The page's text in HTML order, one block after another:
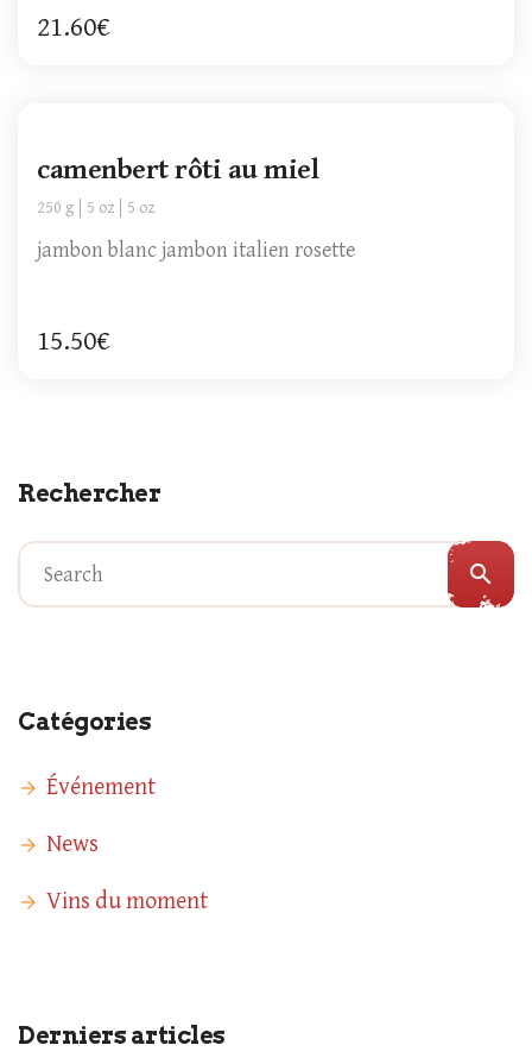
21.60€
camenbert rôti au miel
250 g 5 oz 5 oz
jambon blanc jambon italien rosette
15.50€
Rechercher
search
Catégories
Événement
News
Vins du moment
Derniers articles